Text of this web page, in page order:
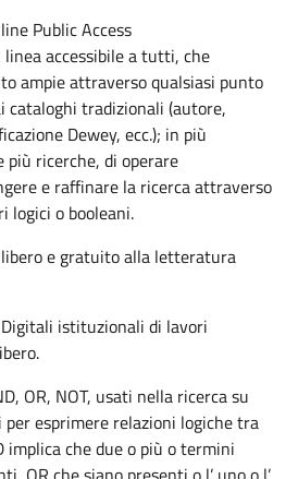
Public Access
linea accessibile a tutti, che
ampie attraverso qualsiasi punto
cataloghi tradizionali (autore,
Dewey, ecc.); in più
ricerche, di operare
e raffinare la ricerca attraverso
logici o booleani.
libero e gratuito alla letteratura
istituzionali di lavori
OR, NOT, usati nella ricerca su
per esprimere relazioni logiche tra
implica che due o più o termini